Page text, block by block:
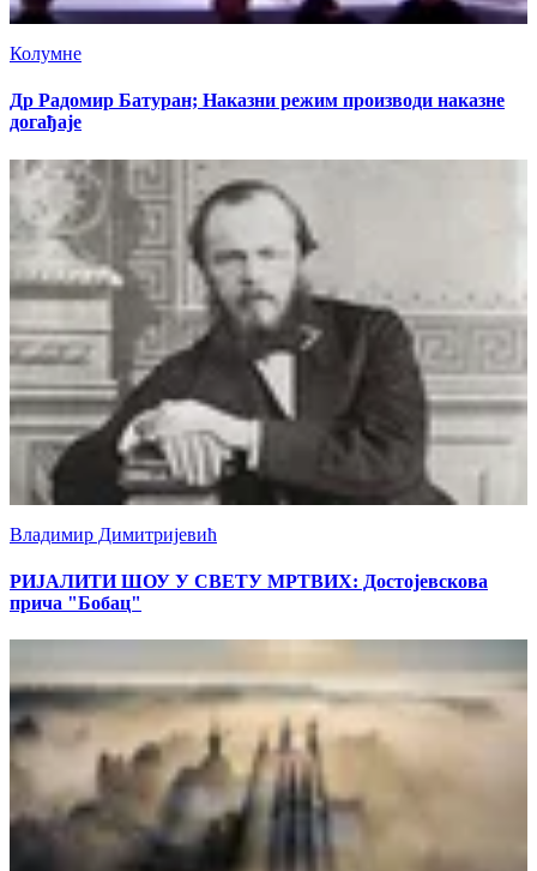
Колумне
Др Радомир Батуран; Наказни режим производи наказне
догађаје
Владимир Димитријевић
РИЈАЛИТИ ШОУ У СВЕТУ МРТВИХ: Достојевскова
прича "Бобац"